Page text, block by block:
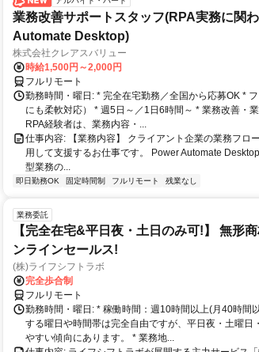
業務改善サポートスタッフ(RPA実務に関
Automate Desktop)
株式会社クレアスバリュー
時給1,500円～2,000円
フルリモート
勤務時間・曜日: * 完全在宅勤務／全国から応募OK *
にも柔軟対応） * 週5日～／1日6時間～ * 業務改善・
RPA経験者は、業務内容・...
仕事内容: 【業務内容】 クライアント企業の業務フロ
用して支援するお仕事です。 Power Automate
型業務の...
即日勤務OK 固定時間制 フルリモート 残業なし
業務委託
【完全在宅&平日夜・土日のみ可!】 無形
ンラインセールス!
(株)ライフシフトラボ
完全歩合制
フルリモート
勤務時間・曜日: * 稼働時間：週10時間以上(月40時間
する曜日や時間帯は完全自由ですが、平日夜・土曜日
やすい傾向にあります。 * 業務地...